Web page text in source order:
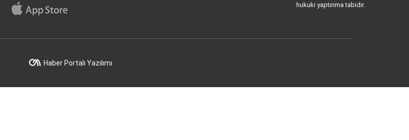
hukuki yaptırıma tabidir.
Haber Portalı Yazılımı